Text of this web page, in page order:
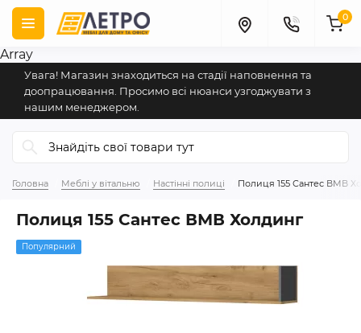
Array
Увага! Магазин знаходиться на стадії наповнення та
доопрацювання. Просимо всі нюанси узгоджувати з
нашим менеджером.
0
Головна Меблі у вітальню Настінні полиці Полиця 155 Сантес ВМВ
Полиця 155 Сантес ВМВ Холдинг
Популярний